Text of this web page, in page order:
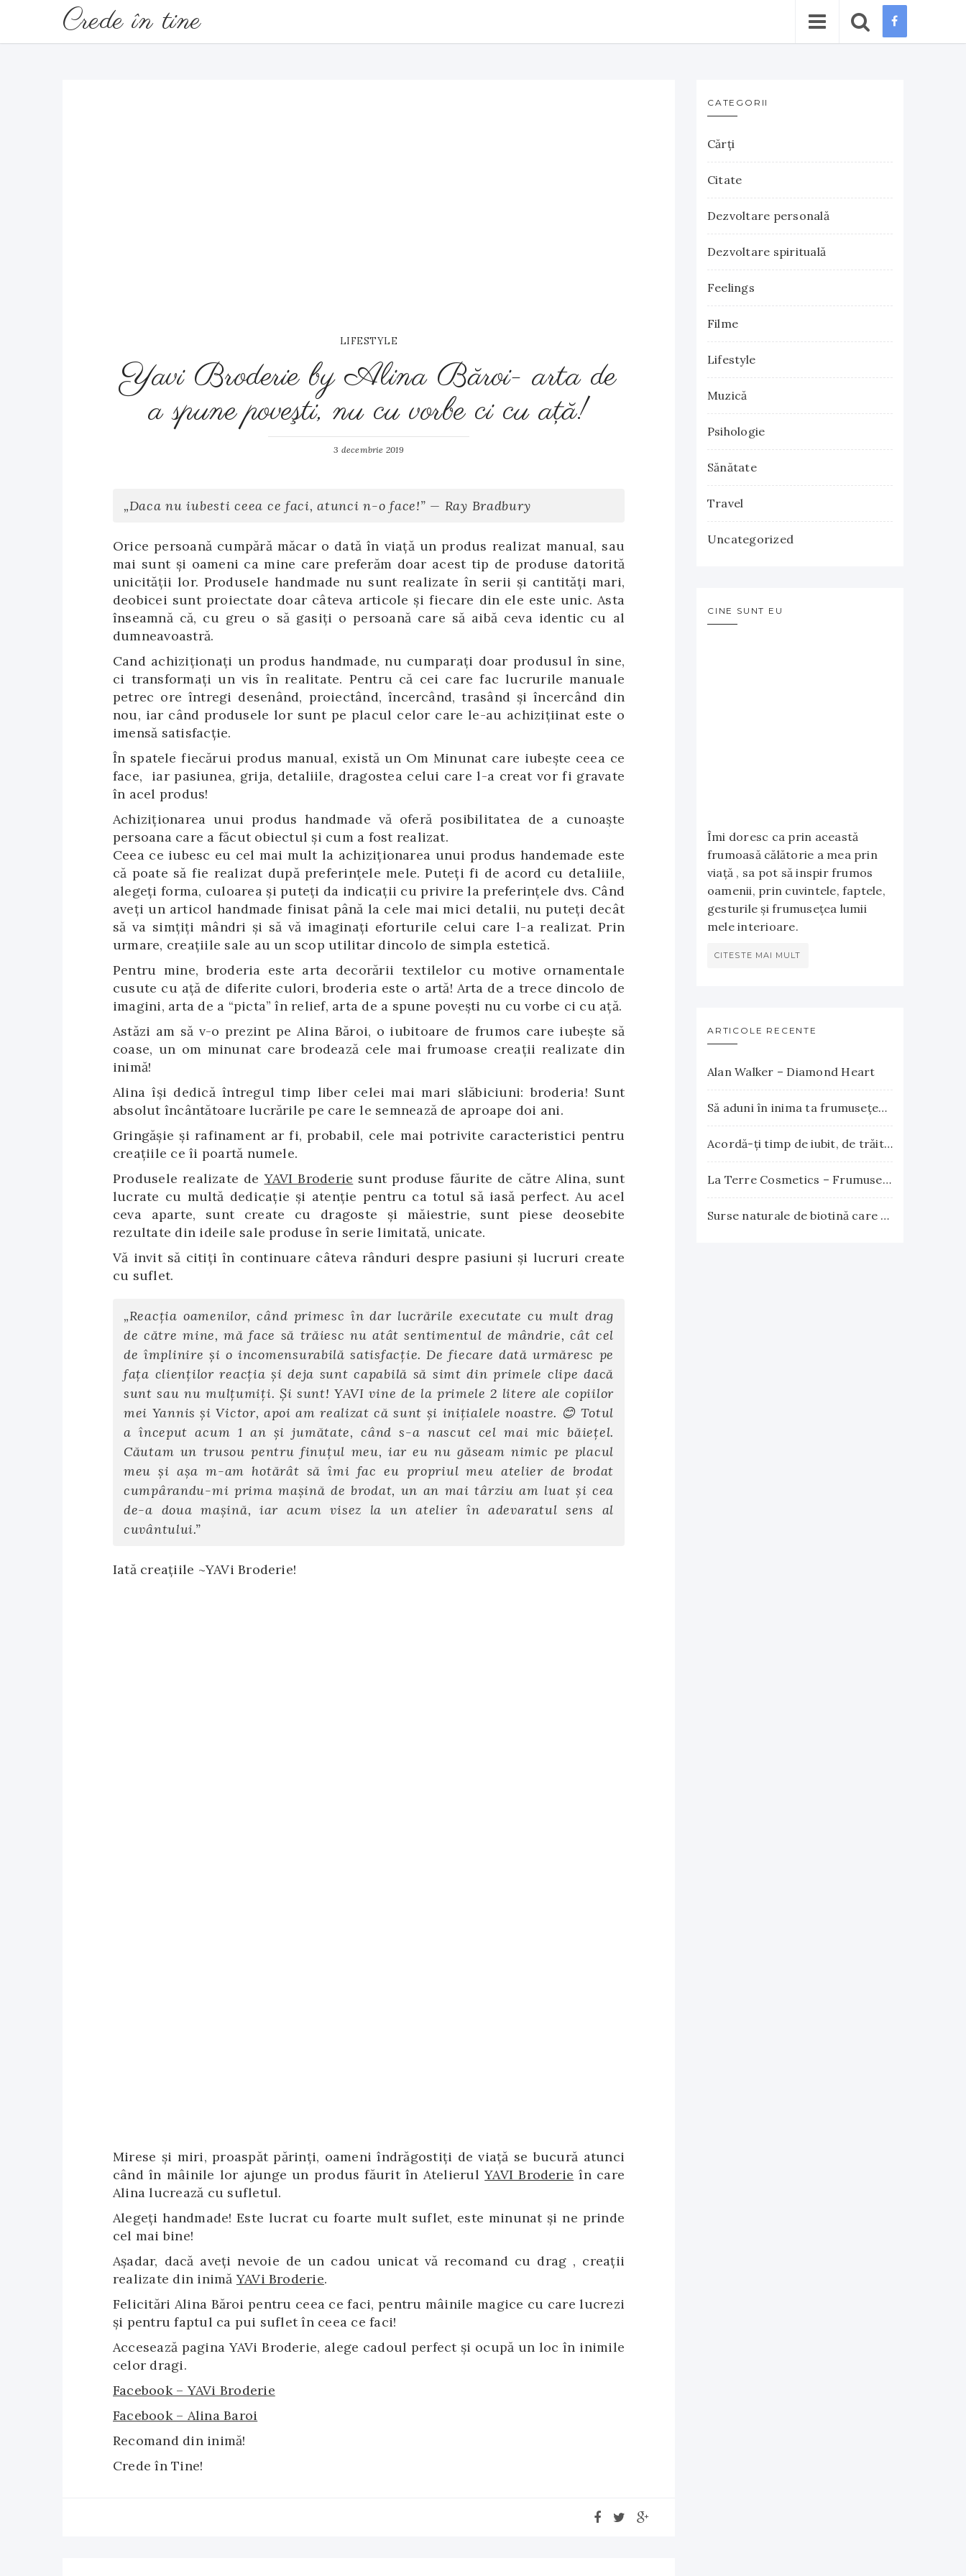
Crede în tine
LIFESTYLE
Yavi Broderie by Alina Băroi- arta de
a spune poveşti, nu cu vorbe ci cu aţă!
3 decembrie 2019
„Daca nu iubesti ceea ce faci, atunci n-o face!” — Ray Bradbury
Orice persoană cumpără măcar o dată în viaţă un produs realizat manual, sau
mai sunt şi oameni ca mine care preferăm doar acest tip de produse datorită
unicităţii lor. Produsele handmade nu sunt realizate în serii şi cantităţi mari,
deobicei sunt proiectate doar câteva articole şi fiecare din ele este unic. Asta
înseamnă că, cu greu o să gasiţi o persoană care să aibă ceva identic cu al
dumneavoastră.
Cand achiziţionaţi un produs handmade, nu cumparaţi doar produsul în sine,
ci transformaţi un vis în realitate. Pentru că cei care fac lucrurile manuale
petrec ore întregi desenând, proiectând, încercând, trasând şi încercând din
nou, iar când produsele lor sunt pe placul celor care le-au achiziţiinat este o
imensă satisfacţie.
În spatele fiecărui produs manual, există un Om Minunat care iubeşte ceea ce
face, iar pasiunea, grija, detaliile, dragostea celui care l-a creat vor fi gravate
în acel produs!
Achiziţionarea unui produs handmade vă oferă posibilitatea de a cunoaşte
persoana care a făcut obiectul şi cum a fost realizat.
Ceea ce iubesc eu cel mai mult la achiziţionarea unui produs handemade este
că poate să fie realizat după preferinţele mele. Puteţi fi de acord cu detaliile,
alegeţi forma, culoarea şi puteţi da indicaţii cu privire la preferinţele dvs. Când
aveţi un articol handmade finisat până la cele mai mici detalii, nu puteţi decât
să va simţiţi mândri şi să vă imaginaţi eforturile celui care l-a realizat. Prin
urmare, creaţiile sale au un scop utilitar dincolo de simpla estetică.
Pentru mine, broderia este arta decorării textilelor cu motive ornamentale
cusute cu aţă de diferite culori, broderia este o artă! Arta de a trece dincolo de
imagini, arta de a “picta” în relief, arta de a spune poveşti nu cu vorbe ci cu aţă.
Astăzi am să v-o prezint pe Alina Băroi, o iubitoare de frumos care iubeşte să
coase, un om minunat care brodează cele mai frumoase creații realizate din
inimă!
Alina își dedică întregul timp liber celei mai mari slăbiciuni: broderia! Sunt
absolut încântătoare lucrările pe care le semnează de aproape doi ani.
Gringășie și rafinament ar fi, probabil, cele mai potrivite caracteristici pentru
creațiile ce îi poartă numele.
Produsele realizate deYAVI Broderie sunt produse făurite de către Alina, sunt
lucrate cu multă dedicație şi atenție pentru ca totul să iasă perfect. Au acel
ceva aparte, sunt create cu dragoste și măiestrie, sunt piese deosebite
rezultate din ideile sale produse în serie limitată, unicate.
Vă invit să citiți în continuare câteva rânduri despre pasiuni și lucruri create
cu suflet.
„Reacția oamenilor, când primesc în dar lucrările executate cu mult drag
de către mine, mă face să trăiesc nu atât sentimentul de mândrie, cât cel
de împlinire și o incomensurabilă satisfacție. De fiecare dată urmăresc pe
fața clienților reacția și deja sunt capabilă să simt din primele clipe dacă
sunt sau nu mulțumiți. Și sunt! YAVI vine de la primele 2 litere ale copiilor
mei Yannis şi Victor, apoi am realizat că sunt şi iniţialele noastre. 😊 Totul
a început acum 1 an şi jumătate, când s-a nascut cel mai mic băieţel.
Căutam un trusou pentru finuţul meu, iar eu nu găseam nimic pe placul
meu şi aşa m-am hotărât să îmi fac eu propriul meu atelier de brodat
cumpârandu-mi prima maşină de brodat, un an mai târziu am luat şi cea
de-a doua maşină, iar acum visez la un atelier în adevaratul sens al
cuvântului.”
Iată creaţiile ~YAVi Broderie!
Mirese și miri, proaspăt părinți, oameni îndrăgostiți de viață se bucură atunci
când în mâinile lor ajunge un produs făurit în AtelierulYAVI Broderie în care
Alina lucrează cu sufletul.
Alegeți handmade! Este lucrat cu foarte mult suflet, este minunat şi ne prinde
cel mai bine!
Aşadar, dacă aveți nevoie de un cadou unicat vă recomand cu drag , creații
realizate din inimăYAVi Broderie.
Felicitări Alina Băroi pentru ceea ce faci, pentru mâinile magice cu care lucrezi
și pentru faptul ca pui suflet în ceea ce faci!
Accesează pagina YAVi Broderie, alege cadoul perfect și ocupă un loc în inimile
celor dragi.
Facebook – YAVi Broderie
Facebook – Alina Baroi
Recomand din inimă!
Crede în Tine!
CATEGORII
Cărţi
Citate
Dezvoltare personală
Dezvoltare spirituală
Feelings
Filme
Lifestyle
Muzică
Psihologie
Sănătate
Travel
Uncategorized
CINE SUNT EU
Îmi doresc ca prin această
frumoasă călătorie a mea prin
viață , sa pot să inspir frumos
oamenii, prin cuvintele, faptele,
gesturile și frumusețea lumii
mele interioare.
CITESTE MAI MULT
ARTICOLE RECENTE
Alan Walker – Diamond Heart
Să aduni în inima ta frumuseţea apusului şi explozia nesfârşită a răsăritului
Acordă-ţi timp de iubit, de trăit, de gândit, de iertat
La Terre Cosmetics – Frumuseţea autentică, inspirată din natură
Surse naturale de biotină care încurajează creşterea părului. Vitamina B7 susţine sănătatea părului, pielii şi unghiilor